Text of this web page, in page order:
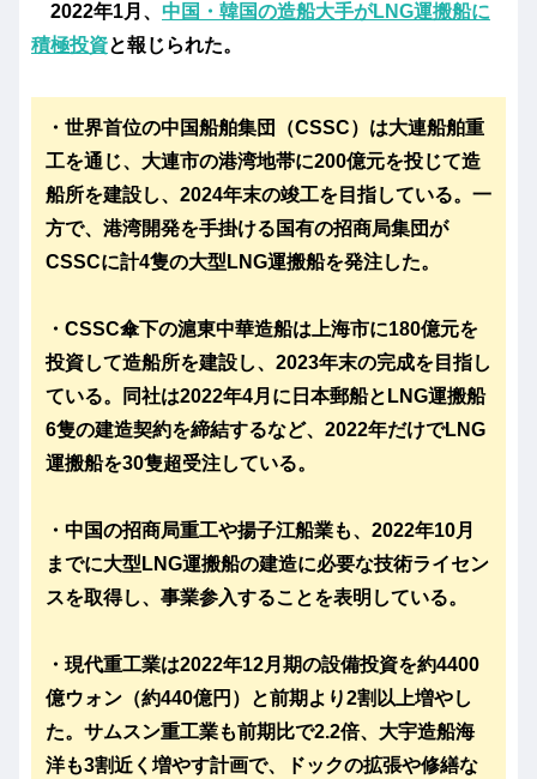
2022年1月、 中国・韓国の造船大手がLNG運搬船に
積極投資と報じられた。
・世界首位の中国船舶集団（CSSC）は大連船舶重
工を通じ、大連市の港湾地帯に200億元を投じて造
船所を建設し、2024年末の竣工を目指している。一
方で、港湾開発を手掛ける国有の招商局集団が
CSSCに計4隻の大型LNG運搬船を発注した。
・CSSC傘下の滬東中華造船は上海市に180億元を
投資して造船所を建設し、2023年末の完成を目指し
ている。同社は2022年4月に日本郵船とLNG運搬船
6隻の建造契約を締結するなど、2022年だけでLNG
運搬船を30隻超受注している。
・中国の招商局重工や揚子江船業も、2022年10月
までに大型LNG運搬船の建造に必要な技術ライセン
スを取得し、事業参入することを表明している。
・現代重工業は2022年12月期の設備投資を約4400
億ウォン（約440億円）と前期より2割以上増やし
た。サムスン重工業も前期比で2.2倍、大宇造船海
洋も3割近く増やす計画で、ドックの拡張や修繕な